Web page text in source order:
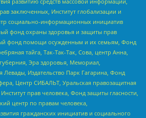
заключенных, Институт глобализации и
социально-информационных инициатив
фонд охраны здоровья и защиты прав
фонд помощи осужденным и их семьям, Фонд
тайга, Так-Так-Так, Сова, центр Анна,
Эра здоровья, Мемориал,
Издательство Парк Гагарина, Фонд
Центр СИБАЛЬТ, Уральская правозащитная
прав человека, Фонд защиты гласности,
центр по правам человека,
гражданских инициатив и социального